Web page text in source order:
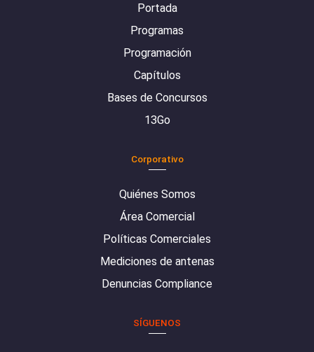
Portada
Programas
Programación
Capítulos
Bases de Concursos
13Go
Corporativo
Quiénes Somos
Área Comercial
Políticas Comerciales
Mediciones de antenas
Denuncias Compliance
SÍGUENOS